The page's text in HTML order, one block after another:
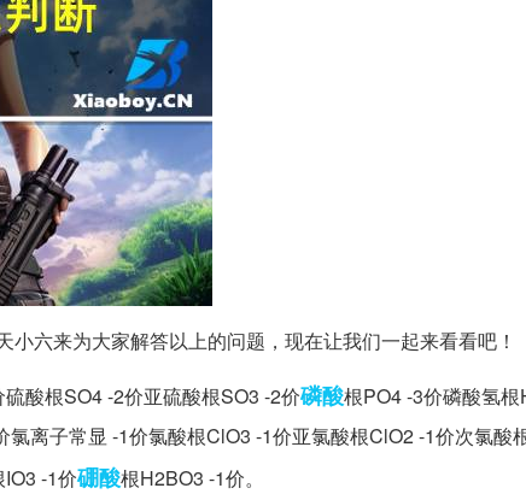
六来为大家解答以上的问题，现在让我们一起来看看吧！
酸根SO4 -2价亚硫酸根SO3 -2价磷酸根PO4 -3价磷酸氢
离子常显 -1价氯酸根ClO3 -1价亚氯酸根ClO2 -1价次氯酸
-1价硼酸根H2BO3 -1价。